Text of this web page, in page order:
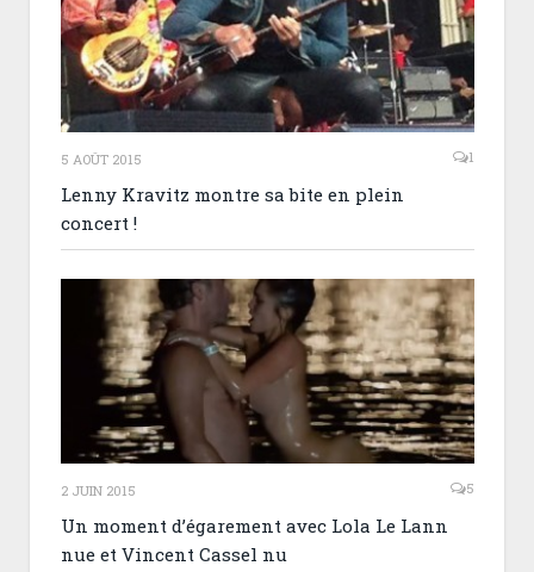
5 AOÛT 2015 1
Lenny Kravitz montre sa bite en plein
concert !
2 JUIN 2015 5
Un moment d’égarement avec Lola Le Lann
nue et Vincent Cassel nu